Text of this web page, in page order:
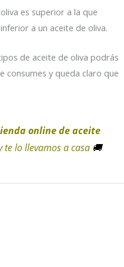
es superior a la que
a un aceite de oliva.
de aceite de oliva podrás
consumes y queda claro que
online de aceite
te lo llevamos a casa 🚚